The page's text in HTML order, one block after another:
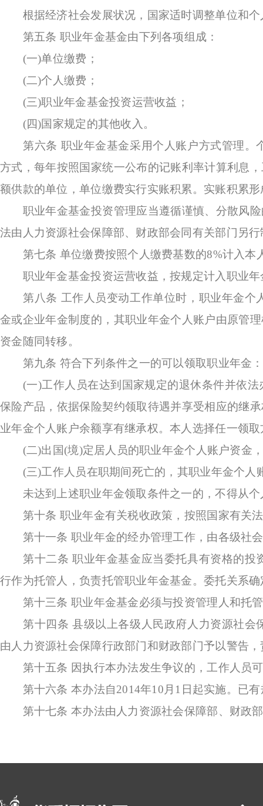
根据经济社会发展状况，国家适时调整单位和个
第五条 职业年金基金由下列各项组成：
(一)单位缴费；
(二)个人缴费；
(三)职业年金基金投资运营收益；
(四)国家规定的其他收入。
第六条 职业年金基金采用个人账户方式管理
方式，每年按照国家统一公布的记账利率计算利息
额供款的单位，单位缴费实行实账积累。实账积累
职业年金基金投资管理应当遵循谨慎、分散风险
法由人力资源社会保障部、财政部会同有关部门另
第七条 单位缴费按照个人缴费基数的8%计入
职业年金基金投资运营收益，按规定计入职业年
第八条 工作人员变动工作单位时，职业年金
金或企业年金制度的，其职业年金个人账户由原管
资金随同转移。
第九条 符合下列条件之一的可以领取职业年金：
(一)工作人员在达到国家规定的退休条件并依法
保险产品，依据保险契约领取待遇并享受相应的继
业年金个人账户余额享有继承权。本人选择任一领
(二)出国(境)定居人员的职业年金个人账户资金
(三)工作人员在职期间死亡的，其职业年金个人
未达到上述职业年金领取条件之一的，不得从个
第十条 职业年金有关税收政策，按照国家有关
第十一条 职业年金的经办管理工作，由各级社
第十二条 职业年金基金应当委托具有资格的投
行作为托管人，负责托管职业年金基金。委托关系
第十三条 职业年金基金必须与投资管理人和托
第十四条 县级以上各级人民政府人力资源社会
由人力资源社会保障行政部门和财政部门予以警告
第十五条 因执行本办法发生争议的，工作人员
第十六条 本办法自2014年10月1日起实施。已
第十七条 本办法由人力资源社会保障部、财政